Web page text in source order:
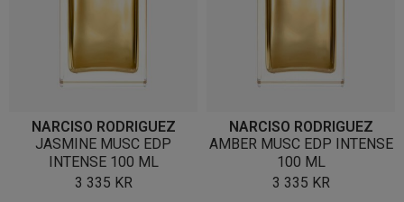
NARCISO RODRIGUEZ
JASMINE MUSC EDP
INTENSE 100 ML
3 335 KR
NARCISO RODRIGUEZ
AMBER MUSC EDP INTENSE
100 ML
3 335 KR